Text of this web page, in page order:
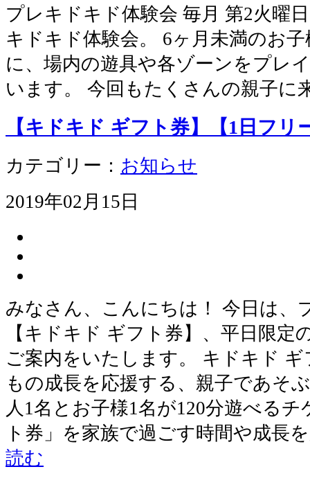
プレキドキド体験会 毎月 第2火曜
キドキド体験会。 6ヶ月未満のお
に、場内の遊具や各ゾーンをプレ
います。 今回もたくさんの親子に
【キドキド ギフト券】【1日フ
カテゴリー： お知らせ
2019年02月15日
みなさん、こんにちは！ 今日は、
【キドキド ギフト券】、平日限定
ご案内をいたします。 キドキド
もの成長を応援する、親子であそ
人1名とお子様1名が120分遊べる
ト券」を家族で過ごす時間や成長
読む